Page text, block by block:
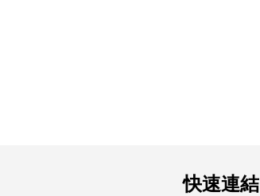
快速連結